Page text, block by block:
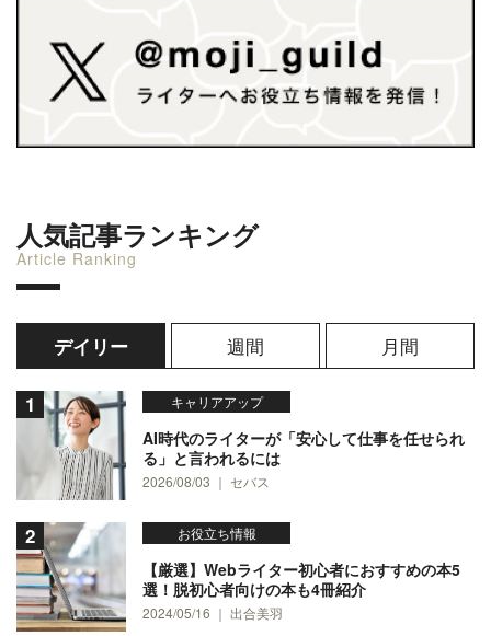
人気記事ランキング
Article Ranking
デイリー 週間 月間
キャリアアップ
AI時代のライターが「安心して仕事を任せられ
る」と言われるには
2026/08/03 ｜ セバス
お役立ち情報
【厳選】Webライター初心者におすすめの本5
選！脱初心者向けの本も4冊紹介
2024/05/16 ｜ 出合美羽